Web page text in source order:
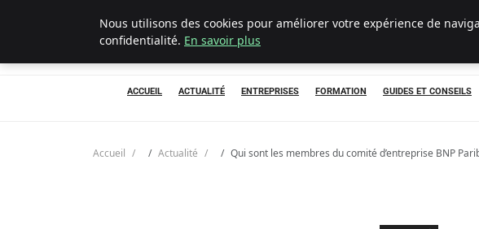
Chasseur De Tête
ACCUEIL ACTUALITÉ ENTREPRISES FORMATION GUIDES ET CONSEILS
Accueil Actualité Qui sont les membres du comité d’entreprise BNP
Nous utilisons des cookies pour améliorer votre expérience de
confidentialité. En savoir plus